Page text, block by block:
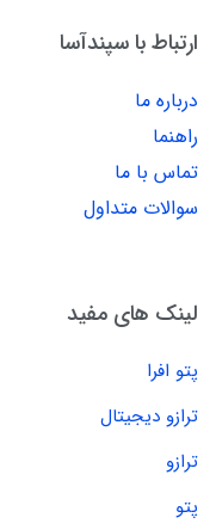
ارتباط با سپندآسا
درباره ما
راهنما
تماس با ما
سوالات متداول
لینک های مفید
پتو افرا
ترازو دیجیتال
ترازو
پتو